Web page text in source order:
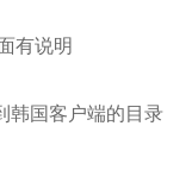
有说明
韩国客户端的目录